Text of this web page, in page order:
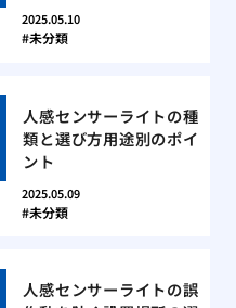
2025.05.10
未分類
人感センサーライトの種
類と選び方用途別のポイ
ント
2025.05.09
未分類
人感センサーライトの誤